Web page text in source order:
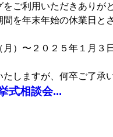
ご利用いただきありが
を年末年始の休業日と
）〜２０２５年１月３
しますが、何卒ご了承
式相談会...